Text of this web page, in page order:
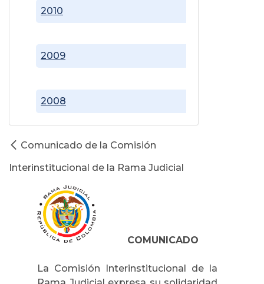
2008
2009
2010
Comunicado de la Comisión
Interinstitucional de la Rama Judicial
COMUNICADO
La Comisión Interinstitucional de la